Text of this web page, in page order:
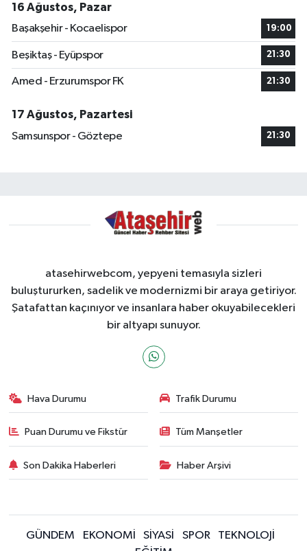
16 Ağustos, Pazar
Başakşehir - Kocaelispor
19:00
Beşiktaş - Eyüpspor 21:30
Amed - Erzurumspor FK 21:30
17 Ağustos, Pazartesi
Samsunspor - Göztepe
21:30
atasehirwebcom, yepyeni temasıyla sizleri
buluştururken, sadelik ve modernizmi bir araya getiriyor.
Şatafattan kaçınıyor ve insanlara haber okuyabilecekleri
bir altyapı sunuyor.
Hava Durumu Trafik Durumu
Puan Durumu ve Fikstür Tüm Manşetler
Son Dakika Haberleri Haber Arşivi
GÜNDEM EKONOMİ SİYASİ SPOR
TEKNOLOJİ